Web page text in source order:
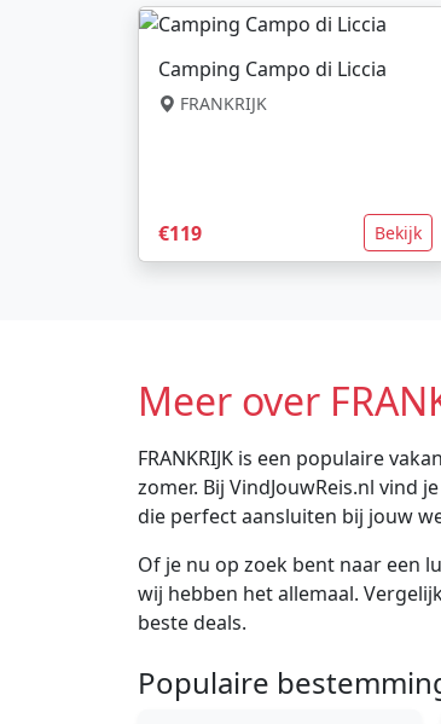
Camping Campo di Liccia
FRANKRIJK
€119 Bekijk
Meer over
FRANKRIJK is een populaire
zomer. Bij VindJouwReis.nl vind
die perfect aansluiten bij jouw
Of je nu op zoek bent naar een
wij hebben het allemaal.
beste deals.
Populaire